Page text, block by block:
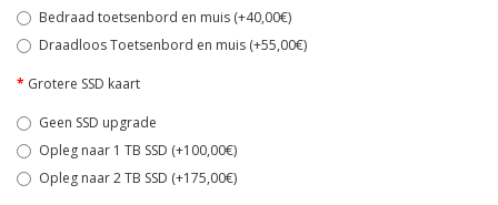
Bedraad toetsenbord en muis (+40,00€)
Draadloos Toetsenbord en muis (+55,00€)
Grotere SSD kaart
Geen SSD upgrade
Opleg naar 1 TB SSD (+100,00€)
Opleg naar 2 TB SSD (+175,00€)